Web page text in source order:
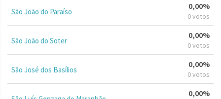
São João do Paraíso
0,00%
0 votos
São João do Soter
0,00%
0 votos
São José dos Basílios
0,00%
0 votos
0,00%